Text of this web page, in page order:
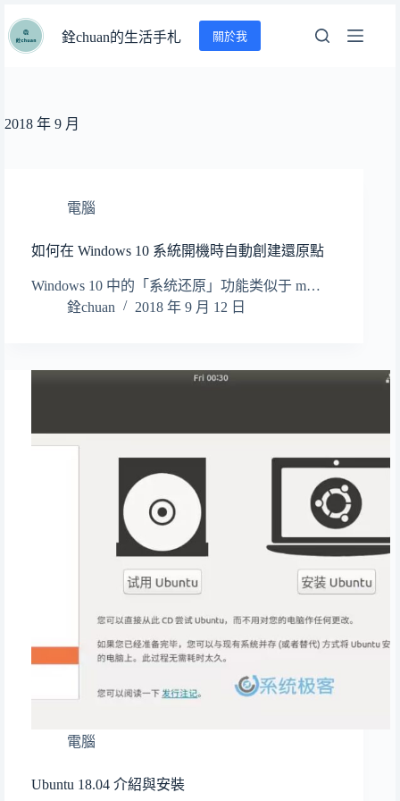
至
容
銓chuan的生活手札 關於我
2018 年 9 月
電腦
如何在 Windows 10 系統開機時自動創建還原點
Windows 10 中的「系统还原」功能类似于 m…
銓chuan
2018 年 9 月 12 日
電腦
Ubuntu 18.04 介紹與安裝